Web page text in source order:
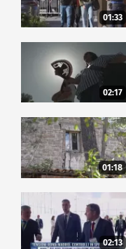
01:33
02:17
01:18
02:13